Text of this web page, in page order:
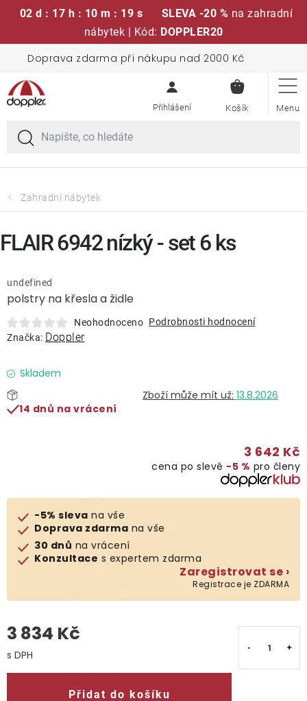
02 d : 17 h : 10 m : 19 s SLEVA -20 % na zahradní
nábytek | Kód: DOPPLER20
obsah
Doprava zdarma při nákupu nad 2000 Kč
KOŠÍK
Sedací soupravy
Slunečníky
Křesla a židle
Prodávané značky
Klub výhod
Naše katalogy
O nás
Kontakty
Zahradní nábytek
polstry na křesla a židle
undefined
Neohodnoceno Podrobnosti hodnocení
Značka: Doppler
Skladem
13.8.2026
14 dnů na vrácení
3 642 Kč
cena po slevě −5 % pro členy
-5% sleva na vše
Doprava zdarma na vše
30 dnů na vrácení
Konzultace s expertem zdarma
Zaregistrovat se ›
Registrace je ZDARMA
3 834 Kč
Přidat do košíku
FLAIR 6942 nízký - set 6 ks